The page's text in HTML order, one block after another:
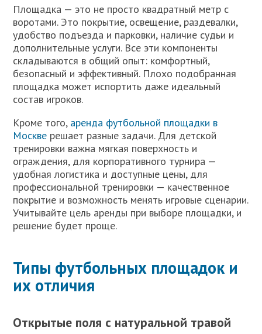
Площадка — это не просто квадратный метр с
воротами. Это покрытие, освещение, раздевалки,
удобство подъезда и парковки, наличие судьи и
дополнительные услуги. Все эти компоненты
складываются в общий опыт: комфортный,
безопасный и эффективный. Плохо подобранная
площадка может испортить даже идеальный
состав игроков.
Кроме того, аренда футбольной площадки в
Москве решает разные задачи. Для детской
тренировки важна мягкая поверхность и
ограждения, для корпоративного турнира —
удобная логистика и доступные цены, для
профессиональной тренировки — качественное
покрытие и возможность менять игровые сценарии.
Учитывайте цель аренды при выборе площадки, и
решение будет проще.
Типы футбольных площадок и
их отличия
Открытые поля с натуральной травой